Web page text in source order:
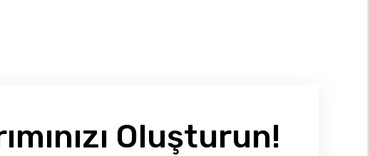
Oluşturun!